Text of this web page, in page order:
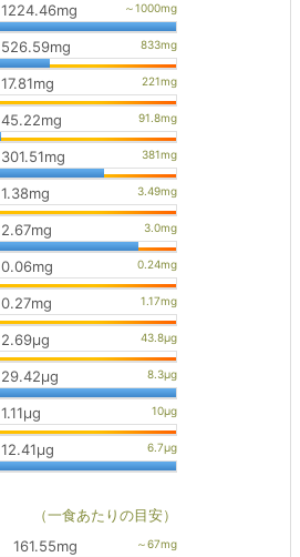
1224.46mg
526.59mg
17.81mg
45.22mg
301.51mg
1.38mg
2.67mg
0.06mg
0.27mg
2.69μg
29.42μg
1.11μg
12.41μg
（一食あたりの目安）
161.55mg